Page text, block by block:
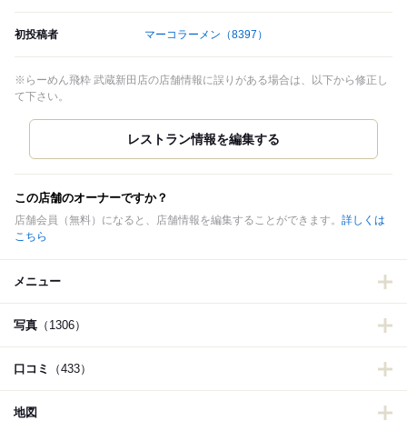
初投稿者 マーコラーメン （8397）
※らーめん飛粋 武蔵新田店の店舗情報に誤りがある場合は、以下から修正し
て下さい。
この店舗のオーナーですか？
店舗会員（無料）になると、店舗情報を編集することができます。 詳しくは
こちら
メニュー
写真 （1306）
口コミ （433）
地図